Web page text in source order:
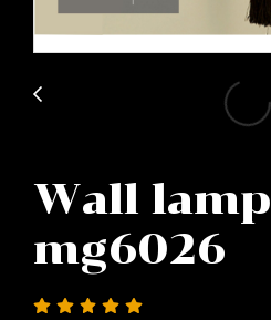
Wall lamp
mg6026